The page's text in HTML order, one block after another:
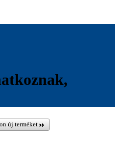
új terméket